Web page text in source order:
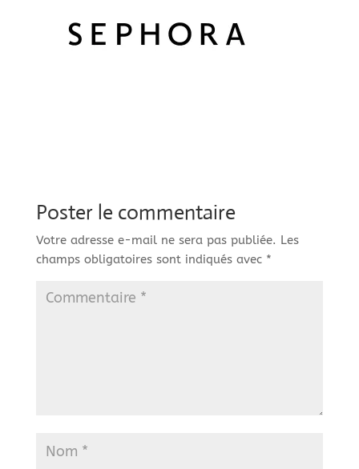
Poster le commentaire
Votre adresse e-mail ne sera pas publiée. Les
champs obligatoires sont indiqués avec *